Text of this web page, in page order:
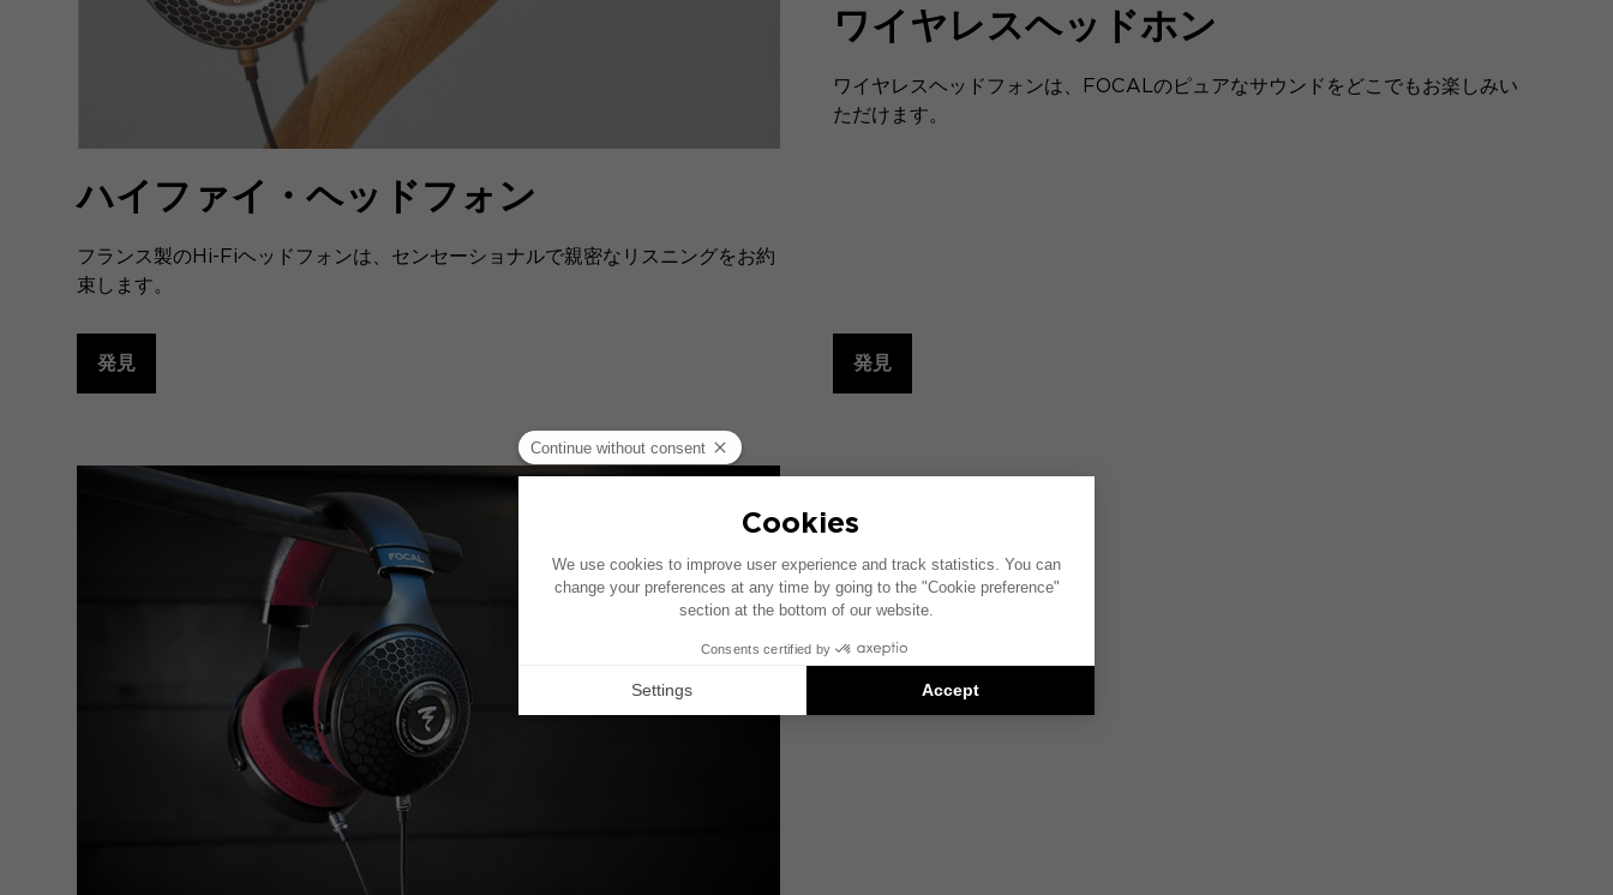
ハイファイ・ヘッドフォン
フランス製のHi-Fiヘッドフォンは、センセーショナルで親密なリスニングをお約
束します。
発見
ワイヤレスヘッドホン
ワイヤレスヘッドフォンは、FOCALのピュアなサウンドをどこでもお楽しみい
ただけます。
発見